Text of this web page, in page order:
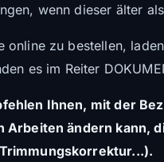
wenn dieser älter
online zu bestellen,
es im Reiter
Ihnen, mit der
Arbeiten ändern kann,